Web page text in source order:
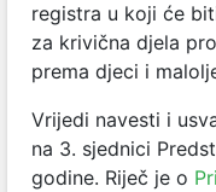
registra u koji će
za krivična djela
prema djeci i
Vrijedi navesti i
na 3. sjednici
godine. Riječ je o